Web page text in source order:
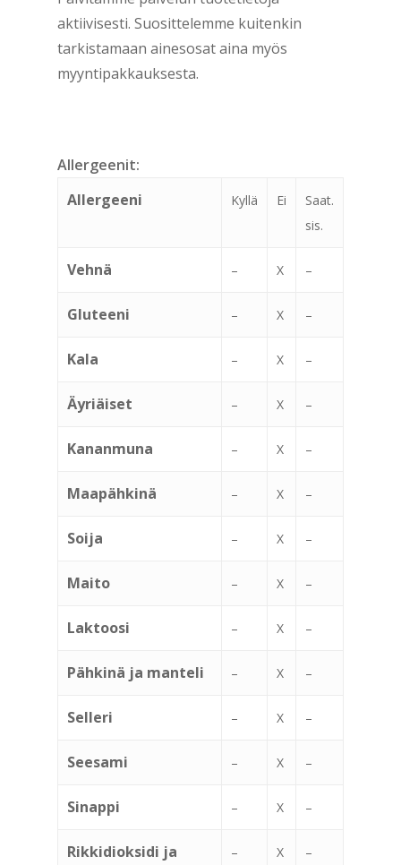
aktiivisesti. Suosittelemme kuitenkin
tarkistamaan ainesosat aina myös
myyntipakkauksesta.
Allergeenit:
Allergeeni
Kyllä Ei
Saat.
sis.
Vehnä – X –
Gluteeni – X –
Kala – X –
Äyriäiset – X –
Kananmuna – X –
Maapähkinä – X –
Soija – X –
Maito – X –
Laktoosi – X –
Pähkinä ja manteli – X –
Selleri – X –
Seesami – X –
Sinappi – X –
Rikkidioksidi ja
– X –